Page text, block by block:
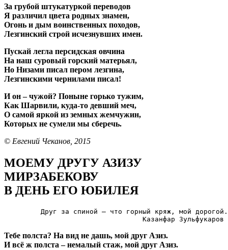
За грубой штукатуркой переводов
Я различил цвета родных знамен,
Огонь и дым воинственных походов,
Лезгинский строй исчезнувших имен.
Пускай легла персидская овчина
На наш суровый горский матерьял,
Но Низами писал пером лезгина,
Лезгинскими чернилами писал!
И он – чужой? Поныне горько тужим,
Как Шарвили, куда-то девший меч,
О самой яркой из земных жемчужин,
Которых не сумели мы сберечь.
© Евгений Чеканов, 2015
МОЕМУ ДРУГУ АЗИЗУ
МИРЗАБЕКОВУ
В ДЕНЬ ЕГО ЮБИЛЕЯ
         Друг за спиной – что горный кряж, мой дорогой.
                                  Казанфар Зульфукаров
Тебе полста? На вид не дашь, мой друг Азиз.
И всё ж полста – немалый стаж, мой друг Азиз.